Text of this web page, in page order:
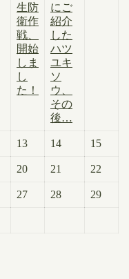
生防
衛作
戦、
開始
しま
し
た！
にご
紹介
した
ハツ
ユキ
ソ
ウ、
その
後…
13 14 15
20 21 22
27 28 29